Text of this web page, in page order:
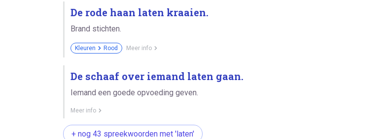
De rode haan laten kraaien.
Brand stichten.
Kleuren Rood Meer info
De schaaf over iemand laten gaan.
Iemand een goede opvoeding geven.
Meer info
+ nog 43 spreekwoorden met 'laten'